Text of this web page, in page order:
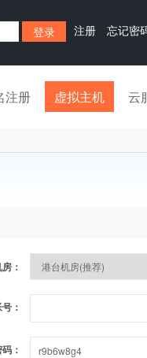
注册 忘记密
注册 虚拟主机 云
：
：
：